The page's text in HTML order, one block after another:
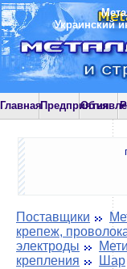
Украинский
ГлавнаяПредприятия
Поставщики
крепеж,
электроды
крепления
Шар